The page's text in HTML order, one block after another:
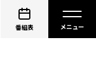
番組表